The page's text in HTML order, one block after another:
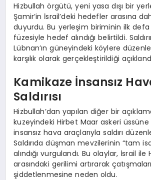
Hizbullah örgütü, yeni yasa dışı bir
Şamir’in İsrail’deki hedefler arasına
duyurdu. Bu yerleşim biriminin ilk
füzesiyle hedef alındığı belirtildi.
Lübnan’ın güneyindeki köylere
karşılık olarak gerçekleştirildiği
Kamikaze İnsansız
Saldırısı
Hizbullah’dan yapılan diğer bir
kuzeyindeki Hirbet Maar askeri
insansız hava araçlarıyla saldırı
Saldırıda düşman mevzilerinin “tam
alındığı vurgulandı. Bu olaylar, İsrail ile
arasındaki gerilimi artırarak
şiddetlenmesine neden oldu.